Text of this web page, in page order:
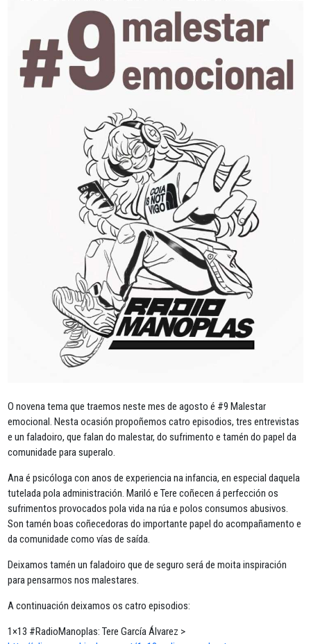
O novena tema que traemos neste mes de agosto é #9 Malestar
emocional. Nesta ocasión propoñemos catro episodios, tres entrevistas
e un faladoiro, que falan do malestar, do sufrimento e tamén do papel da
comunidade para superalo.
Ana é psicóloga con anos de experiencia na infancia, en especial daquela
tutelada pola administración. Mariló e Tere coñecen á perfección os
sufrimentos provocados pola vida na rúa e polos consumos abusivos.
Son tamén boas coñecedoras do importante papel do acompañamento e
da comunidade como vías de saída.
Deixamos tamén un faladoiro que de seguro será de moita inspiración
para pensarmos nos malestares.
A continuación deixamos os catro episodios:
1×13 #RadioManoplas: Tere García Álvarez >